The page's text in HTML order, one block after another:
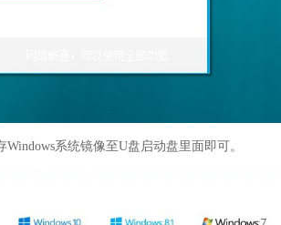
系统镜像至U盘启动盘里面即可。